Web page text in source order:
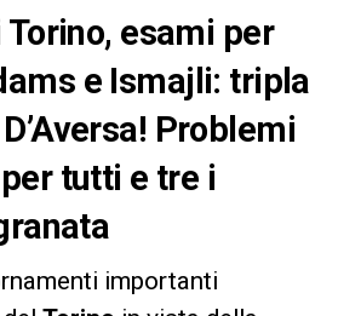
esami per
e Ismajli: tripla
Problemi
tutti e tre i
importanti